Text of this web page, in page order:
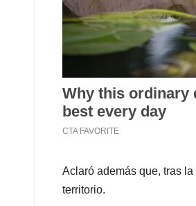
Aclaró además que, tras
territorio.